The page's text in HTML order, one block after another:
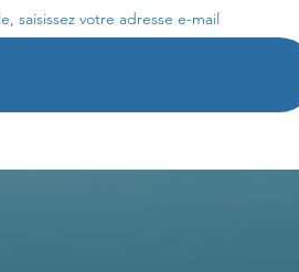
saisissez votre adresse e-mail